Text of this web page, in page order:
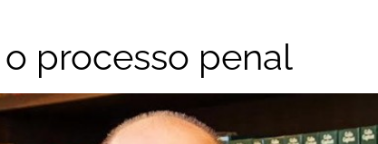
processo penal